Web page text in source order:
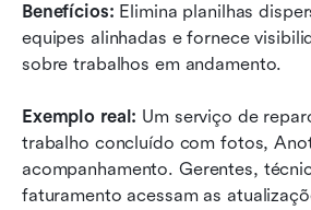
Benefícios: Elimina planilhas
equipes alinhadas e fornece
sobre trabalhos em andamento.
Exemplo real: Um serviço de
trabalho concluído com fotos,
acompanhamento. Gerentes,
faturamento acessam as